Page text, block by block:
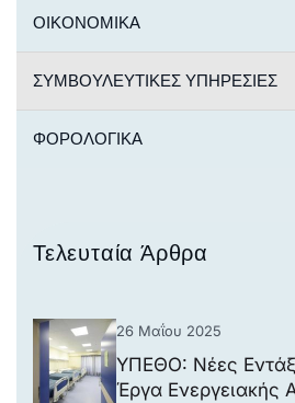
ΟΙΚΟΝΟΜΙΚΑ
ΣΥΜΒΟΥΛΕΥΤΙΚΕΣ ΥΠΗΡΕΣΙΕΣ
ΦΟΡΟΛΟΓΙΚΑ
Τελευταία Άρθρα
26 Μαΐου 2025
ΥΠΕΘΟ: Νέες
Έργα Ενεργειακής